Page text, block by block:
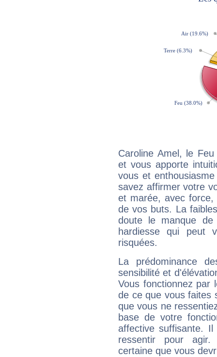
Caroline Amel, le
et vous apporte
vous et
savez affirmer votre
et marée, avec
de vos buts. La
doute le manque
hardiesse qui peut
risquées.
La prédominance
sensibilité et
Vous fonctionnez
de ce que vous faites
que vous ne
base de votre
affective suffisante.
ressentir pour agir.
certaine que vous